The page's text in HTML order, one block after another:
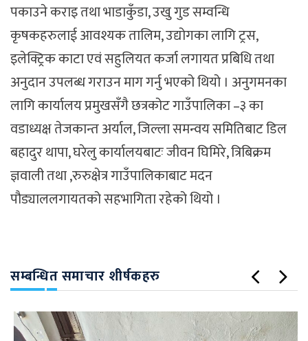
पकाउने कराइ तथा भाडाकुँडा, उखु गुड सम्वन्धि
कृषकहरुलाई आवश्यक तालिम, उद्योगका लागि ट्रस,
इलेक्ट्रिक काटा एवं सहुलियत कर्जा लगायत प्रबिधि तथा
अनुदान उपलब्ध गराउन माग गर्नु भएको थियो । अनुगमनका
लागि कार्यालय प्रमुखसँगै छत्रकोट गाउँपालिका –३ का
वडाध्यक्ष तेजकान्त अर्याल, जिल्ला समन्वय समितिबाट डिल
बहादुर थापा, घरेलु कार्यालयबाटः जीवन घिमिरे, त्रिबिक्रम
ज्ञवाली तथा ,रुरुक्षेत्र गाउँपालिकाबाट मदन
पौड्याललगायतको सहभागिता रहेको थियो ।
सम्बन्धित समाचार शीर्षकहरु